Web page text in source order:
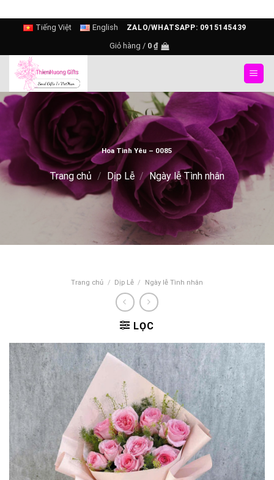
content
Tiếng Việt English ZALO/WHATSAPP: 0915145439
Giỏ hàng / 0 ₫
Hoa Tình Yêu – 0085
Trang chủ / Dịp Lễ / Ngày lễ Tình nhân
Trang chủ / Dịp Lễ / Ngày lễ Tình nhân
LỌC